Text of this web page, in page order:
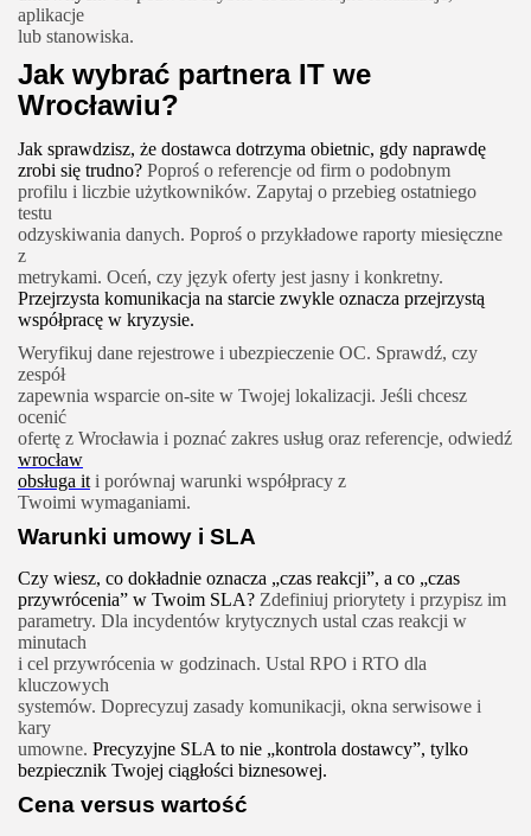
aplikacje
lub stanowiska.
Jak wybrać partnera IT we
Wrocławiu?
Jak sprawdzisz, że dostawca dotrzyma obietnic, gdy naprawdę
zrobi się trudno? Poproś o referencje od firm o podobnym
profilu i liczbie użytkowników. Zapytaj o przebieg ostatniego
testu
odzyskiwania danych. Poproś o przykładowe raporty miesięczne
z
metrykami. Oceń, czy język oferty jest jasny i konkretny.
Przejrzysta komunikacja na starcie zwykle oznacza przejrzystą
współpracę w kryzysie.
Weryfikuj dane rejestrowe i ubezpieczenie OC. Sprawdź, czy
zespół
zapewnia wsparcie on-site w Twojej lokalizacji. Jeśli chcesz
ocenić
ofertę z Wrocławia i poznać zakres usług oraz referencje, odwiedź
wrocław
obsługa it i porównaj warunki współpracy z
Twoimi wymaganiami.
Warunki umowy i SLA
Czy wiesz, co dokładnie oznacza „czas reakcji”, a co „czas
przywrócenia” w Twoim SLA? Zdefiniuj priorytety i przypisz im
parametry. Dla incydentów krytycznych ustal czas reakcji w
minutach
i cel przywrócenia w godzinach. Ustal RPO i RTO dla
kluczowych
systemów. Doprecyzuj zasady komunikacji, okna serwisowe i
kary
umowne. Precyzyjne SLA to nie „kontrola dostawcy”, tylko
bezpiecznik Twojej ciągłości biznesowej.
Cena versus wartość